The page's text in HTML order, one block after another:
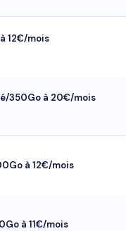
12€/mois
350Go à 20€/mois
à 12€/mois
à 11€/mois